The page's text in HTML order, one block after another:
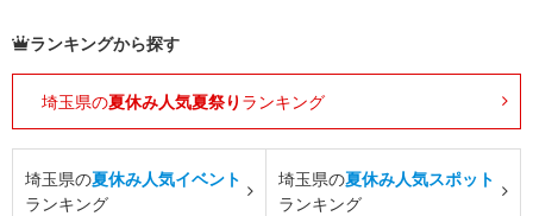
ランキングから探す
埼玉県の夏休み人気夏祭り ランキング
埼玉県の夏休み人気イベント
ランキング
埼玉県の夏休み人気スポット
ランキング